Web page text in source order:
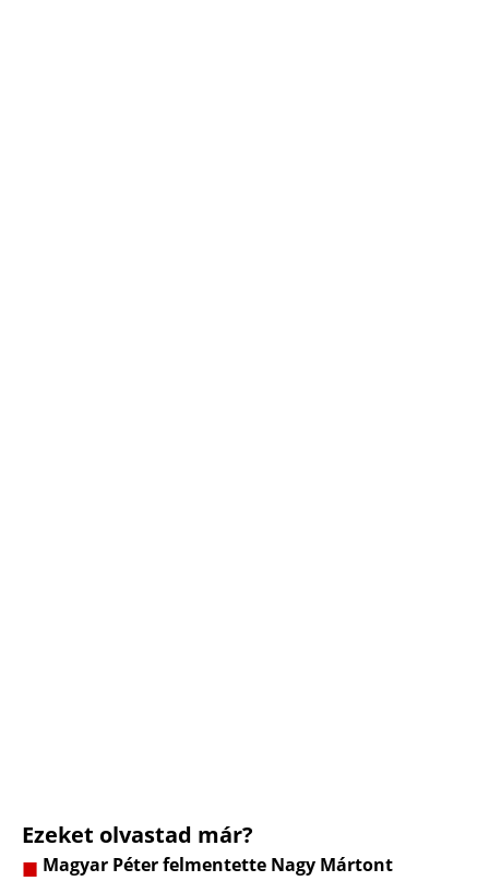
Ezeket olvastad már?
Magyar Péter felmentette Nagy Mártont